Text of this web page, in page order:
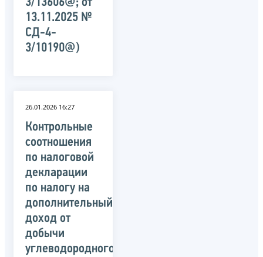
3/13606@; от
13.11.2025 №
СД-4-
3/10190@)
26.01.2026 16:27
Контрольные
соотношения
по налоговой
декларации
по налогу на
дополнительный
доход от
добычи
углеводородного